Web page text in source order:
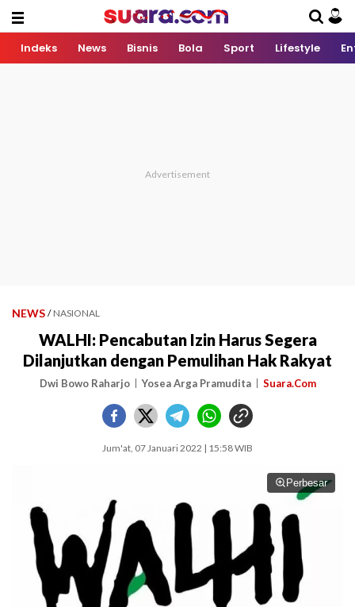
Indeks News Bisnis Bola Sport Lifestyle
NEWS / NASIONAL
WALHI: Pencabutan Izin Harus Segera
Dilanjutkan dengan Pemulihan Hak Rakyat
Dwi Bowo Raharjo Yosea Arga Pramudita Suara.Com
Jum'at, 07 Januari 2022 | 15:58 WIB
Perbesar